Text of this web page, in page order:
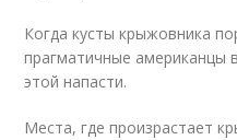
Когда кусты крыжовника
прагматичные американцы
этой напасти.
Места, где произрастает